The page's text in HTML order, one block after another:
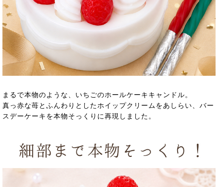
まるで本物のような、いちごのホールケーキキャンドル。
真っ赤な苺とふんわりとしたホイップクリームをあしらい、バー
スデーケーキを本物そっくりに再現しました。